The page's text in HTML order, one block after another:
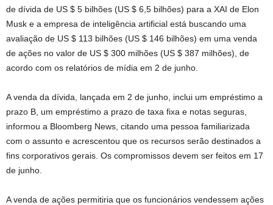
de dívida de US $ 5 bilhões (US $ 6,5 bilhões) para a XAI de Elon
Musk e a empresa de inteligência artificial está buscando uma
avaliação de US $ 113 bilhões (US $ 146 bilhões) em uma venda
de ações no valor de US $ 300 milhões (US $ 387 milhões), de
acordo com os relatórios de mídia em 2 de junho.
A venda da dívida, lançada em 2 de junho, inclui um empréstimo a
prazo B, um empréstimo a prazo de taxa fixa e notas seguras,
informou a Bloomberg News, citando uma pessoa familiarizada
com o assunto e acrescentou que os recursos serão destinados a
fins corporativos gerais. Os compromissos devem ser feitos em 17
de junho.
A venda de ações permitiria que os funcionários vendessem ações